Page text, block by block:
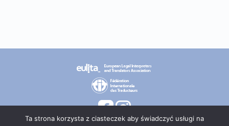
Ta strona korzysta z ciasteczek aby świadczyć usługi na